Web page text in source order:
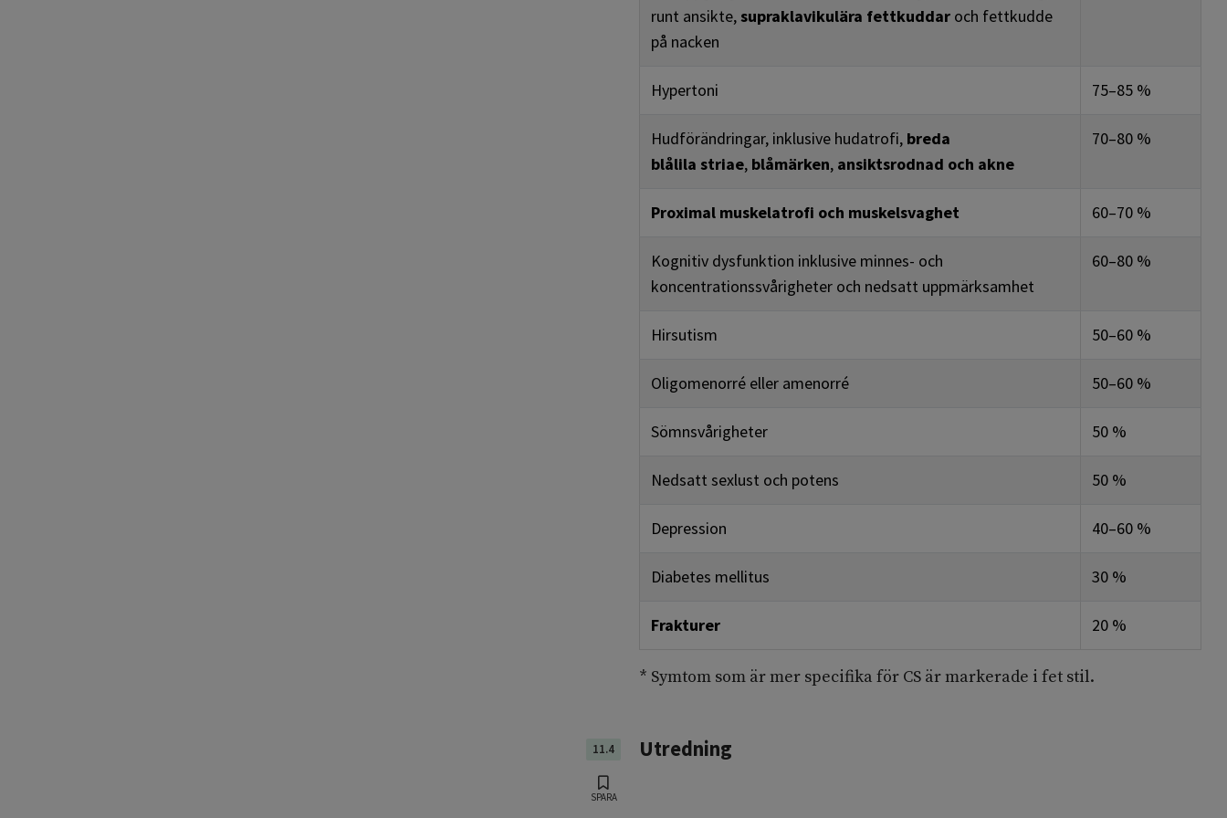
runt ansikte,supraklavikulära fettkuddar och fettkudde
på nacken
Hypertoni 75–85 %
Hudförändringar, inklusive hudatrofi, breda
blålila striae, blåmärken, ansiktsrodnad och akne
70–80 %
Proximal muskelatrofi och muskelsvaghet 60–70 %
Kognitiv dysfunktion inklusive minnes- och
koncentrationssvårigheter och nedsatt uppmärksamhet
60–80 %
Hirsutism 50–60 %
Oligomenorré eller amenorré 50–60 %
Sömnsvårigheter 50 %
Nedsatt sexlust och potens 50 %
Depression 40–60 %
Diabetes mellitus 30 %
Frakturer 20 %
* Symtom som är mer specifika för CS är markerade i fet stil.
11.4 Utredning
SPARA